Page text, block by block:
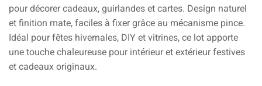
pour décorer cadeaux, guirlandes et cartes. Design naturel
et finition mate, faciles à fixer grâce au mécanisme pince.
Idéal pour fêtes hivernales, DIY et vitrines, ce lot apporte
une touche chaleureuse pour intérieur et extérieur festives
et cadeaux originaux.